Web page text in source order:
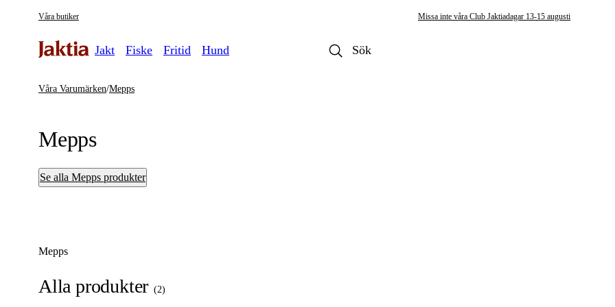
Våra butiker Missa inte våra Club Jaktiadagar 13-15 augusti
Jakt Fiske Fritid Hund
Våra Varumärken/Mepps
Mepps
Se alla Mepps produkter
Mepps
Alla produkter (2)